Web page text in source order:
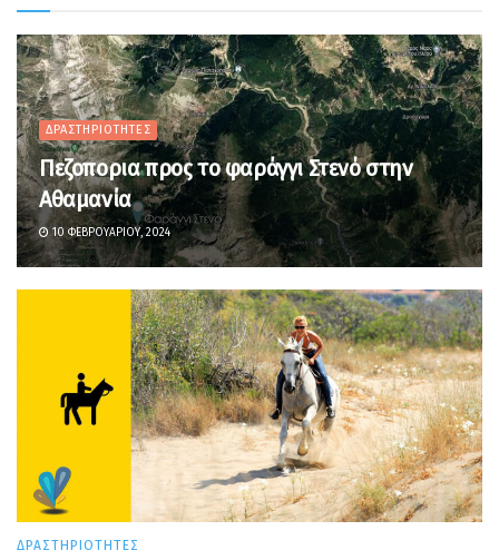
ΔΡΑΣΤΗΡΙΌΤΗΤΕΣ
Πεζοπορια προς το φαράγγι Στενό στην
Αθαμανία
10 ΦΕΒΡΟΥΑΡΊΟΥ, 2024
ΔΡΑΣΤΗΡΙΌΤΗΤΕΣ